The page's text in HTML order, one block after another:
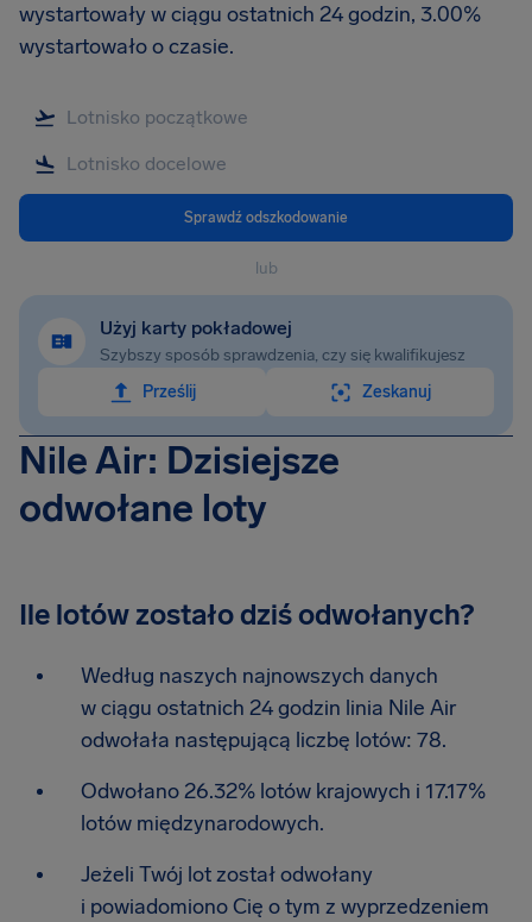
wystartowały w ciągu ostatnich 24 godzin, 3.00%
wystartowało o czasie.
Sprawdź odszkodowanie
lub
Użyj karty pokładowej
Szybszy sposób sprawdzenia, czy się kwalifikujesz
Prześlij
Zeskanuj
Nile Air: Dzisiejsze
odwołane loty
Ile lotów zostało dziś odwołanych?
Według naszych najnowszych danych
w ciągu ostatnich 24 godzin linia Nile Air
odwołała następującą liczbę lotów: 78.
Odwołano 26.32% lotów krajowych i 17.17%
lotów międzynarodowych.
Jeżeli Twój lot został odwołany
i powiadomiono Cię o tym z wyprzedzeniem